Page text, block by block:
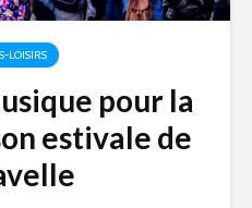
LOISIRS
pour la
estivale de